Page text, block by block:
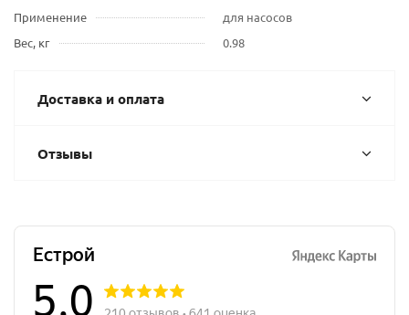
Применение
для насосов
Вес, кг
0.98
Доставка и оплата
Отзывы